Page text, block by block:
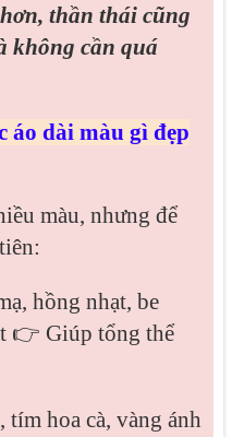
thần thái cũng
không cần quá
áo dài màu gì đẹp
màu, nhưng để
hồng nhạt, be
👉 Giúp tổng thể
tím hoa cà, vàng ánh